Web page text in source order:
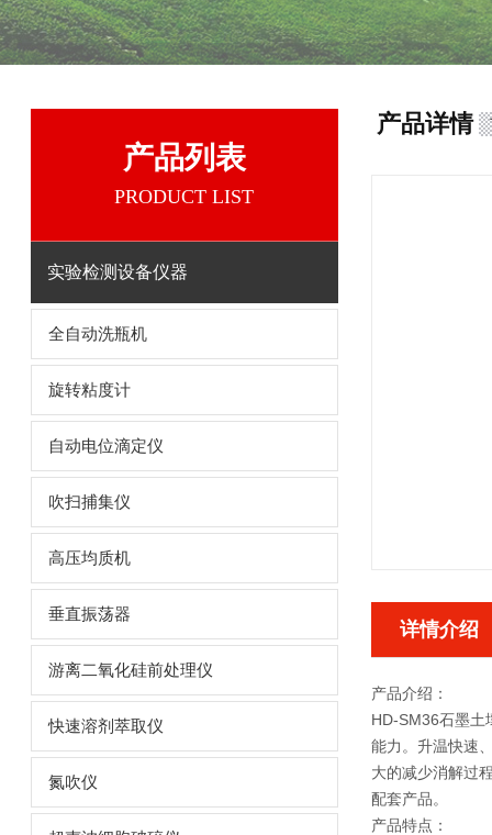
产品列表
PRODUCT LIST
实验检测设备仪器
全自动洗瓶机
旋转粘度计
自动电位滴定仪
吹扫捕集仪
高压均质机
垂直振荡器
游离二氧化硅前处理仪
快速溶剂萃取仪
氮吹仪
产品详情
详情介绍
产品介绍：
HD-SM36石墨土
能力。升温快速
大的减少消解过
配套产品。
产品特点：